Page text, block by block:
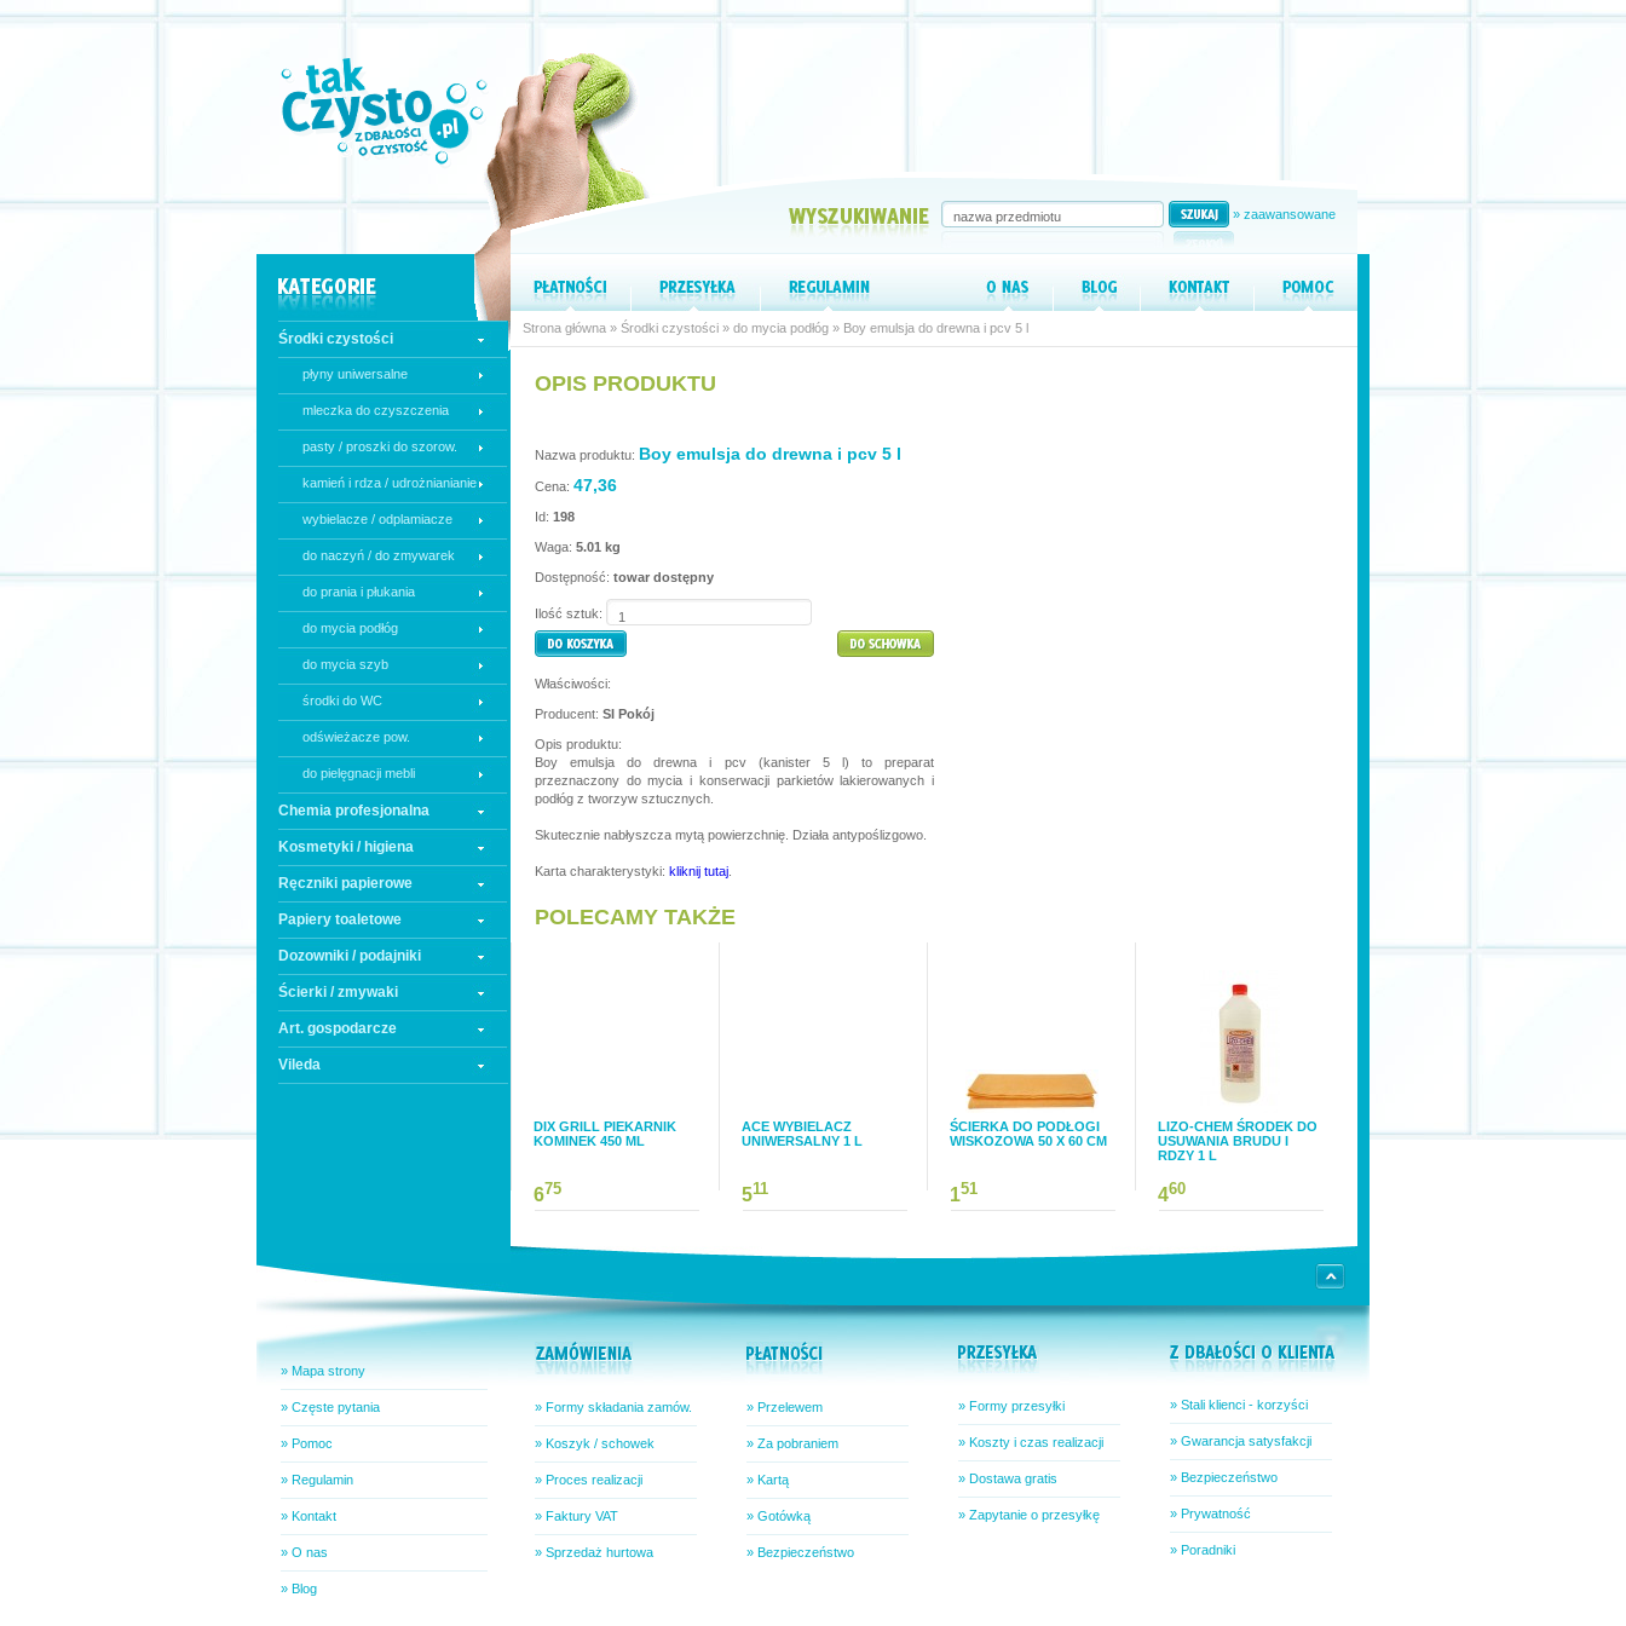
» zaawansowane
Środki czystości
płyny uniwersalne
mleczka do czyszczenia
pasty / proszki do szorow.
kamień i rdza / udrożnianianie
wybielacze / odplamiacze
do naczyń / do zmywarek
do prania i płukania
do mycia podłóg
do mycia szyb
środki do WC
odświeżacze pow.
do pielęgnacji mebli
Chemia profesjonalna
Kosmetyki / higiena
Ręczniki papierowe
Papiery toaletowe
Dozowniki / podajniki
Ścierki / zmywaki
Art. gospodarcze
Vileda
Strona główna » Środki czystości » do mycia podłóg » Boy emulsja do drewna i pcv 5 l
OPIS PRODUKTU
Nazwa produktu: Boy emulsja do drewna i pcv 5 l
Cena: 47,36
Id: 198
Waga: 5.01 kg
Dostępność: towar dostępny
Ilość sztuk:
Właściwości:
Producent: SI Pokój
Opis produktu:
Boy emulsja do drewna i pcv (kanister 5 l) to preparat
przeznaczony do mycia i konserwacji parkietów lakierowanych i
podłóg z tworzyw sztucznych.
Skutecznie nabłyszcza mytą powierzchnię. Działa antypoślizgowo.
Karta charakterystyki: kliknij tutaj
POLECAMY TAKŻE
DIX GRILL PIEKARNIK
KOMINEK 450 ML
675
ACE WYBIELACZ
UNIWERSALNY 1 L
511
ŚCIERKA DO PODŁOGI
WISKOZOWA 50 X 60 CM
151
LIZO-CHEM ŚRODEK DO
USUWANIA BRUDU I
RDZY 1 L
460
» Mapa strony
» Częste pytania
» Pomoc
» Regulamin
» Kontakt
» O nas
» Blog
» Formy składania zamów.
» Koszyk / schowek
» Proces realizacji
» Faktury VAT
» Sprzedaż hurtowa
» Przelewem
» Za pobraniem
» Kartą
» Gotówką
» Bezpieczeństwo
» Formy przesyłki
» Koszty i czas realizacji
» Dostawa gratis
» Zapytanie o przesyłkę
» Stali klienci - korzyści
» Gwarancja satysfakcji
» Bezpieczeństwo
» Prywatność
» Poradniki